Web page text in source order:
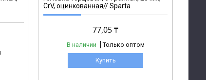
CrV, оцинкованная// Sparta
77,05 ₸
В наличии Только оптом
Купить